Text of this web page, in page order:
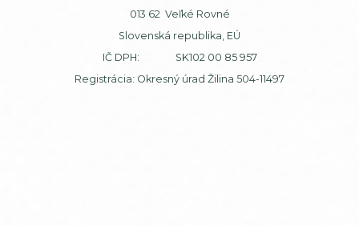
013 62 Veľké Rovné
Slovenská republika, EÚ
IČ DPH: SK102 00 85 957
Registrácia: Okresný úrad Žilina 504-11497